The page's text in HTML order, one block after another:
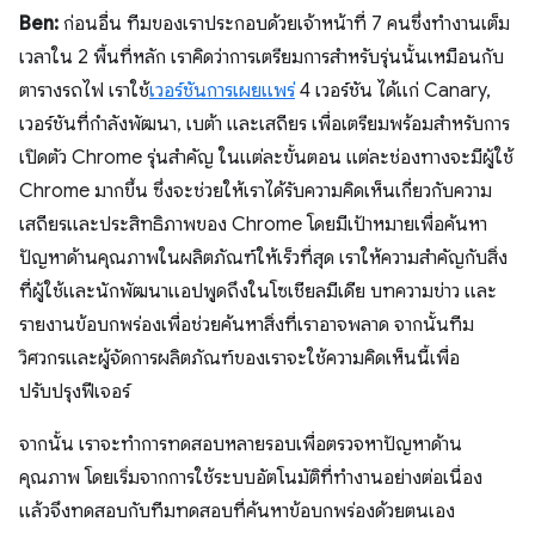
Ben: ก่อนอื่น ทีมของเราประกอบด้วยเจ้าหน้าที่ 7 คนซึ่งทำงานเต็ม
เวลาใน 2 พื้นที่หลัก เราคิดว่าการเตรียมการสำหรับรุ่นนั้นเหมือนกับ
ตารางรถไฟ เราใช้เวอร์ชันการเผยแพร่ 4 เวอร์ชัน ได้แก่ Canary,
เวอร์ชันที่กำลังพัฒนา, เบต้า และเสถียร เพื่อเตรียมพร้อมสำหรับการ
เปิดตัว Chrome รุ่นสําคัญ ในแต่ละขั้นตอน แต่ละช่องทางจะมีผู้ใช้
Chrome มากขึ้น ซึ่งจะช่วยให้เราได้รับความคิดเห็นเกี่ยวกับความ
เสถียรและประสิทธิภาพของ Chrome โดยมีเป้าหมายเพื่อค้นหา
ปัญหาด้านคุณภาพในผลิตภัณฑ์ให้เร็วที่สุด เราให้ความสำคัญกับสิ่ง
ที่ผู้ใช้และนักพัฒนาแอปพูดถึงในโซเชียลมีเดีย บทความข่าว และ
รายงานข้อบกพร่องเพื่อช่วยค้นหาสิ่งที่เราอาจพลาด จากนั้นทีม
วิศวกรและผู้จัดการผลิตภัณฑ์ของเราจะใช้ความคิดเห็นนี้เพื่อ
ปรับปรุงฟีเจอร์
จากนั้น เราจะทำการทดสอบหลายรอบเพื่อตรวจหาปัญหาด้าน
คุณภาพ โดยเริ่มจากการใช้ระบบอัตโนมัติที่ทำงานอย่างต่อเนื่อง
แล้วจึงทดสอบกับทีมทดสอบที่ค้นหาข้อบกพร่องด้วยตนเอง